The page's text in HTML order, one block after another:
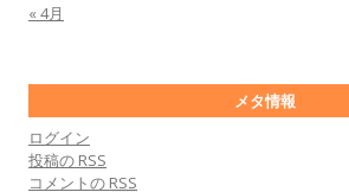
« 4月
メタ情報
ログイン
投稿の RSS
コメントの RSS